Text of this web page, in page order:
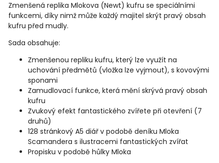
Zmenšená replika Mlokova (Newt) kufru se speciálními
funkcemi, díky nimž může každý majitel skrýt pravý obsah
kufru před mudly.
Sada obsahuje:
Zmenšenou repliku kufru, který lze využít na
uchování předmětů (vložka lze vyjmout), s kovovými
sponami
Zamudlovací funkce, která mění skrývá pravý obsah
kufru
Zvukový efekt fantastického zvířete při otevření (7
druhů)
128 stránkový A5 diář v podobě deníku Mloka
Scamandera s ilustracemi fantastických zvířat
Propisku v podobě hůlky Mloka